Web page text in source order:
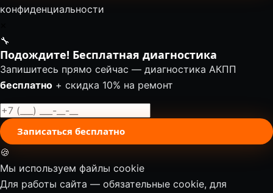
конфиденциальности
🔧
Подождите! Бесплатная диагностика
Запишитесь прямо сейчас — диагностика АКПП
бесплатно + скидка 10% на ремонт
Записаться бесплатно
🍪
Мы используем файлы cookie
Для работы сайта — обязательные cookie, для